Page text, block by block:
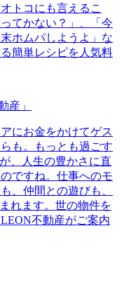
トコにも言えるこ
てかない？」、「今
ホムパしようよ」な
簡単レシピを人気料
産」
にお金をかけてゲス
も。もっとも過ごす
、人生の豊かさに直
ですね。仕事へのモ
、仲間との遊びも、
れます。世の物件を
不動産がご案内